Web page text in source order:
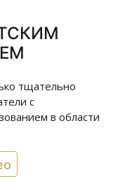
тщательно
с
в области